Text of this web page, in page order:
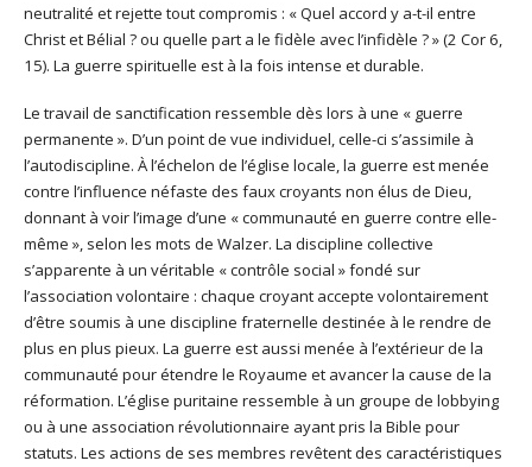
neutralité et rejette tout compromis : « Quel accord y a-t-il entre
Christ et Bélial ? ou quelle part a le fidèle avec l’infidèle ? » (2 Cor 6,
15). La guerre spirituelle est à la fois intense et durable.
Le travail de sanctification ressemble dès lors à une « guerre
permanente ». D’un point de vue individuel, celle-ci s’assimile à
l’autodiscipline. À l’échelon de l’église locale, la guerre est menée
contre l’influence néfaste des faux croyants non élus de Dieu,
donnant à voir l’image d’une « communauté en guerre contre elle-
même », selon les mots de Walzer. La discipline collective
s’apparente à un véritable « contrôle social » fondé sur
l’association volontaire : chaque croyant accepte volontairement
d’être soumis à une discipline fraternelle destinée à le rendre de
plus en plus pieux. La guerre est aussi menée à l’extérieur de la
communauté pour étendre le Royaume et avancer la cause de la
réformation. L’église puritaine ressemble à un groupe de lobbying
ou à une association révolutionnaire ayant pris la Bible pour
statuts. Les actions de ses membres revêtent des caractéristiques